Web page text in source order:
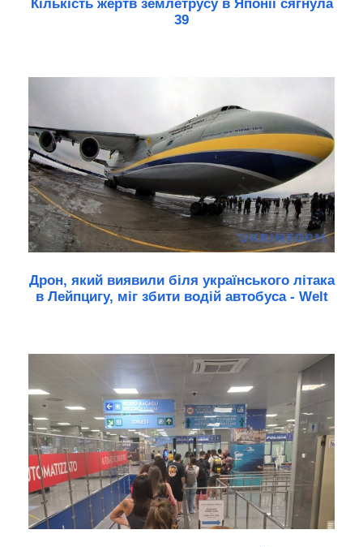
Кількість жертв землетрусу в Японії сягнула
39
Дрон, який виявили біля українського літака
в Лейпцигу, міг збити водій автобуса - Welt